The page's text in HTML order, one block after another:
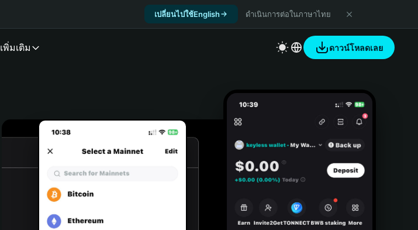
เปลี่ยนไปใช้English ดำเนินการต่อในภาษาไทย
เพิ่มเติม ดาวน์โหลดเลย